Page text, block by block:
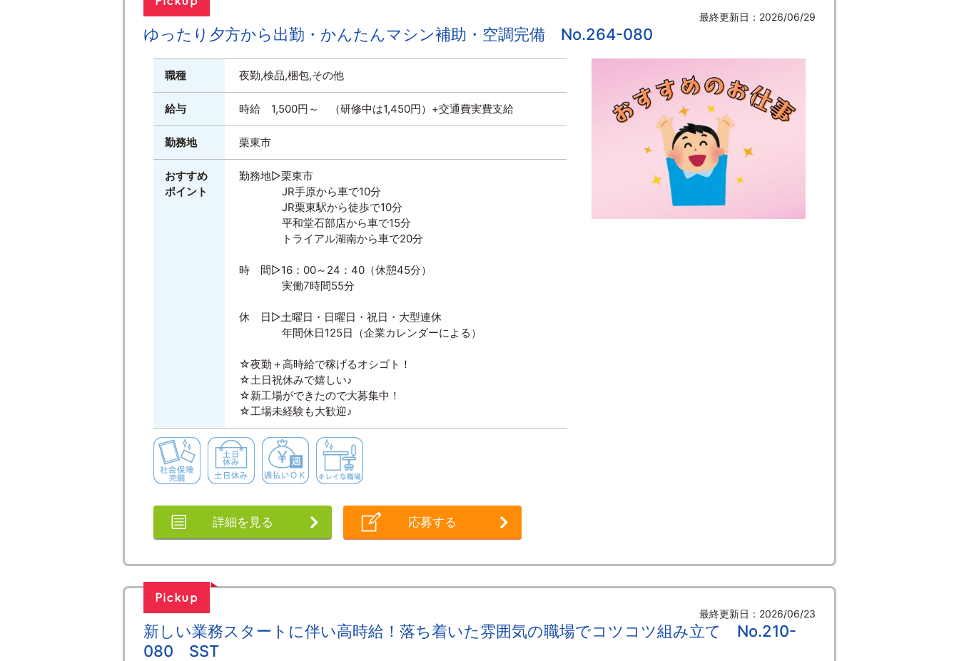
最終更新日：2026/06/29
ゆったり夕方から出勤・かんたんマシン補助・空調完備 No.264-080
職種 夜勤,検品,梱包,その他
給与 時給 1,500円～ （研修中は1,450円）+交通費実費支給
勤務地 栗東市
おすすめ
ポイント
勤務地▷栗東市
JR手原から車で10分
JR栗東駅から徒歩で10分
平和堂石部店から車で15分
トライアル湖南から車で20分
時 間▷16：00～24：40（休憩45分）
実働7時間55分
休 日▷土曜日・日曜日・祝日・大型連休
年間休日125日（企業カレンダーによる）
☆夜勤＋高時給で稼げるオシゴト！
☆土日祝休みで嬉しい♪
☆新工場ができたので大募集中！
☆工場未経験も大歓迎♪
社会保険完備土日休み 週払いＯＫ
詳細を見る 応募する
最終更新日：2026/06/23
新しい業務スタートに伴い高時給！落ち着いた雰囲気の職場でコツコツ組み立て No.210-
080 SST